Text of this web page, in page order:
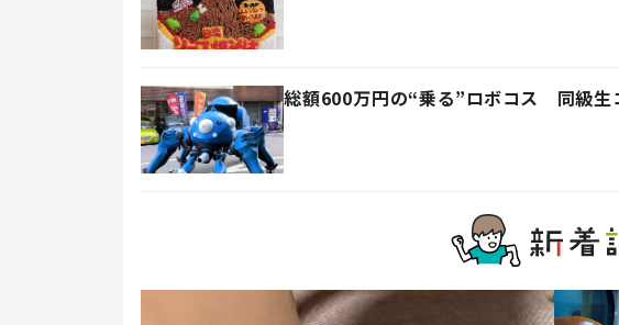
総額600万円の“乗る”ロボコス 同級生